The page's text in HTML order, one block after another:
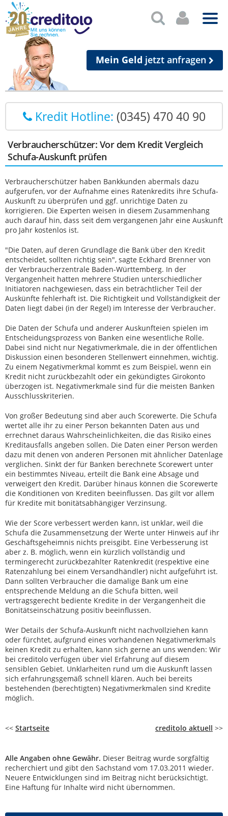
Mein Geld jetzt anfragen
Kredit Hotline: (0345) 470 40 90
Verbraucherschützer: Vor dem Kredit Vergleich
Schufa-Auskunft prüfen
Verbraucherschützer haben Bankkunden abermals dazu
aufgerufen, vor der Aufnahme eines Ratenkredits ihre Schufa-
Auskunft zu überprüfen und ggf. unrichtige Daten zu
korrigieren. Die Experten weisen in diesem Zusammenhang
auch darauf hin, dass seit dem vergangenen Jahr eine Auskunft
pro Jahr kostenlos ist.
"Die Daten, auf deren Grundlage die Bank über den Kredit
entscheidet, sollten richtig sein", sagte Eckhard Brenner von
der Verbraucherzentrale Baden-Württemberg. In der
Vergangenheit hatten mehrere Studien unterschiedlicher
Initiatoren nachgewiesen, dass ein beträchtlicher Teil der
Auskünfte fehlerhaft ist. Die Richtigkeit und Vollständigkeit der
Daten liegt dabei (in der Regel) im Interesse der Verbraucher.
Die Daten der Schufa und anderer Auskunfteien spielen im
Entscheidungsprozess von Banken eine wesentliche Rolle.
Dabei sind nicht nur Negativmerkmale, die in der öffentlichen
Diskussion einen besonderen Stellenwert einnehmen, wichtig.
Zu einem Negativmerkmal kommt es zum Beispiel, wenn ein
Kredit nicht zurückbezahlt oder ein gekündigtes Girokonto
überzogen ist. Negativmerkmale sind für die meisten Banken
Ausschlusskriterien.
Von großer Bedeutung sind aber auch Scorewerte. Die Schufa
wertet alle ihr zu einer Person bekannten Daten aus und
errechnet daraus Wahrscheinlichkeiten, die das Risiko eines
Kreditausfalls angeben sollen. Die Daten einer Person werden
dazu mit denen von anderen Personen mit ähnlicher Datenlage
verglichen. Sinkt der für Banken berechnete Scorewert unter
ein bestimmtes Niveau, erteilt die Bank eine Absage und
verweigert den Kredit. Darüber hinaus können die Scorewerte
die Konditionen von Krediten beeinflussen. Das gilt vor allem
für Kredite mit bonitätsabhängiger Verzinsung.
Wie der Score verbessert werden kann, ist unklar, weil die
Schufa die Zusammensetzung der Werte unter Hinweis auf ihr
Geschäftsgeheimnis nichts preisgibt. Eine Verbesserung ist
aber z. B. möglich, wenn ein kürzlich vollständig und
termingerecht zurückbezahlter Ratenkredit (respektive eine
Ratenzahlung bei einem Versandhändler) nicht aufgeführt ist.
Dann sollten Verbraucher die damalige Bank um eine
entsprechende Meldung an die Schufa bitten, weil
vertragsgerecht bediente Kredite in der Vergangenheit die
Bonitätseinschätzung positiv beeinflussen.
Wer Details der Schufa-Auskunft nicht nachvollziehen kann
oder fürchtet, aufgrund eines vorhandenen Negativmerkmals
keinen Kredit zu erhalten, kann sich gerne an uns wenden: Wir
bei creditolo verfügen über viel Erfahrung auf diesem
sensiblen Gebiet. Unklarheiten rund um die Auskunft lassen
sich erfahrungsgemäß schnell klären. Auch bei bereits
bestehenden (berechtigten) Negativmerkmalen sind Kredite
möglich.
<< Startseite creditolo aktuell >>
Alle Angaben ohne Gewähr. Dieser Beitrag wurde sorgfältig
recherchiert und gibt den Sachstand vom 17.03.2011 wieder.
Neuere Entwicklungen sind im Beitrag nicht berücksichtigt.
Eine Haftung für Inhalte wird nicht übernommen.